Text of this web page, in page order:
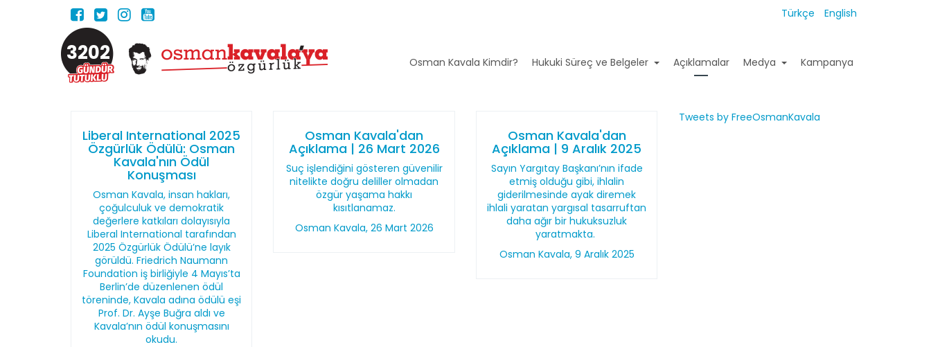
Türkçe English
3202 Osman Kavala Kimdir? Hukuki Süreç ve Belgeler Açıklamalar Medya Kampanya
Liberal International 2025
Özgürlük Ödülü: Osman
Kavala'nın Ödül
Konuşması
Osman Kavala, insan hakları,
çoğulculuk ve demokratik
değerlere katkıları dolayısıyla
Liberal International tarafından
2025 Özgürlük Ödülü’ne layık
görüldü. Friedrich Naumann
Foundation iş birliğiyle 4 Mayıs’ta
Berlin’de düzenlenen ödül
töreninde, Kavala adına ödülü eşi
Prof. Dr. Ayşe Buğra aldı ve
Kavala’nın ödül konuşmasını
okudu.
Osman Kavala'dan
Açıklama | 26 Mart 2026
Suç işlendiğini gösteren güvenilir
nitelikte doğru deliller olmadan
özgür yaşama hakkı
kısıtlanamaz.
Osman Kavala, 26 Mart 2026
Osman Kavala'dan
Açıklama | 9 Aralık 2025
Sayın Yargıtay Başkanı’nın ifade
etmiş olduğu gibi, ihlalin
giderilmesinde ayak diremek
ihlali yaratan yargısal tasarruftan
daha ağır bir hukuksuzluk
yaratmakta.
Osman Kavala, 9 Aralık 2025
Tweets by FreeOsmanKavala